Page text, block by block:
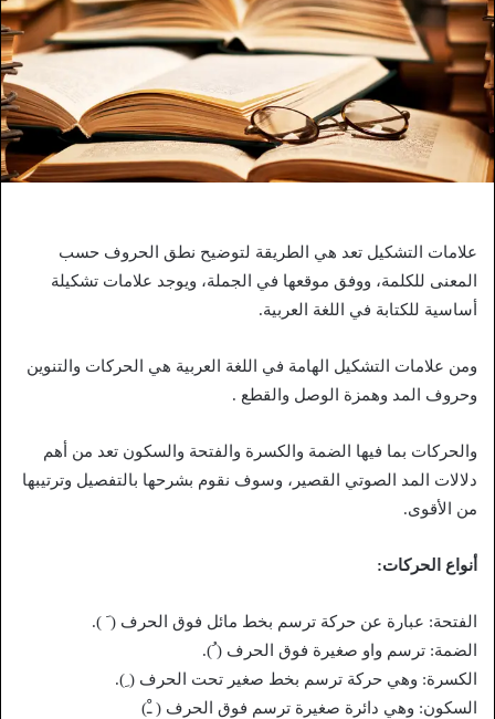
علامات التشكيل تعد هي الطريقة لتوضيح نطق الحروف حسب
المعنى للكلمة، ووفق موقعها في الجملة، ويوجد علامات تشكيلة
أساسية للكتابة في اللغة العربية.
ومن علامات التشكيل الهامة في اللغة العربية هي الحركات والتنوين
وحروف المد وهمزة الوصل والقطع .
والحركات بما فيها الضمة والكسرة والفتحة والسكون تعد من أهم
دلالات المد الصوتي القصير، وسوف نقوم بشرحها بالتفصيل وترتيبها
من الأقوى.
أنواع الحركات:
الفتحة: عبارة عن حركة ترسم بخط مائل فوق الحرف ( َ ).
الضمة: ترسم واو صغيرة فوق الحرف ( ُ).
الكسرة: وهي حركة ترسم بخط صغير تحت الحرف ( ِ).
السكون: وهي دائرة صغيرة ترسم فوق الحرف ( ـْ)